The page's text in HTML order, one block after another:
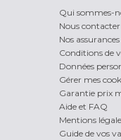
Qui sommes-
Nous contacter
Nos assurances
Conditions de
Données
Gérer mes
Garantie prix
Aide et FAQ
Mentions
Guide de vos